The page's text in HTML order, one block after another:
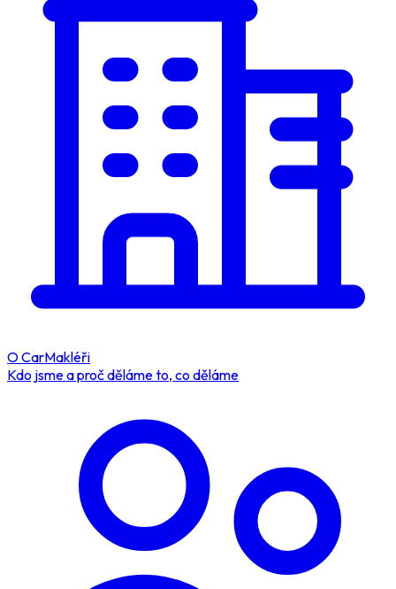
O CarMakléři
Kdo jsme a proč děláme to, co děláme